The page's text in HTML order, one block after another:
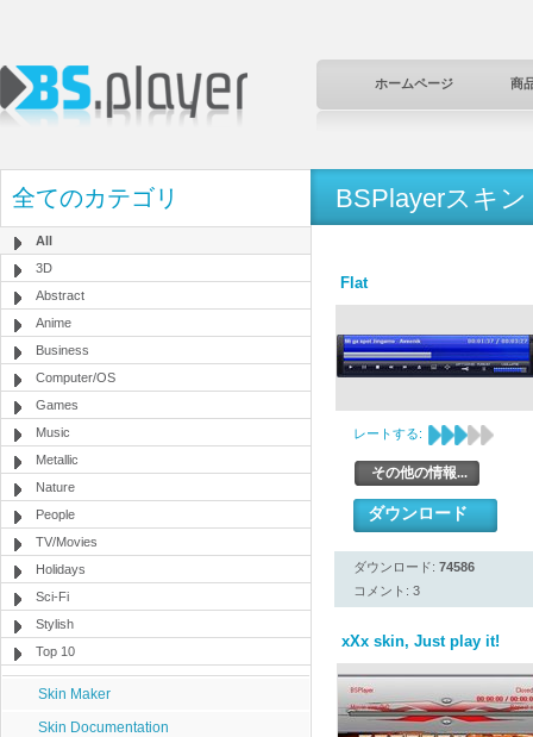
ホームページ 商
全てのカテゴリ
All
3D
Abstract
Anime
Business
Computer/OS
Games
Music
Metallic
Nature
People
TV/Movies
Holidays
Sci-Fi
Stylish
Top 10
Skin Maker
Skin Documentation
BSPlayerスキン
Flat
レートする:
その他の情報...
ダウンロード
ダウンロード: 74586
コメント: 3
xXx skin, Just play it!